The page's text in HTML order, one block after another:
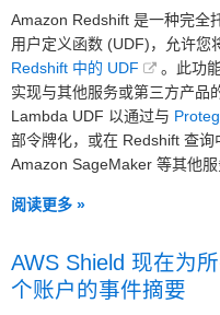
Amazon Redshift 是一种完全
用户定义函数 (UDF)，允许您
Redshift 中的 UDF
。此功
实现与其他服务或第三方产品
Lambda UDF 以通过与
部令牌化，或在 Redshift 查
Amazon SageMaker 等其他服
阅读更多 »
AWS Shield 现在为
个账户的事件摘要